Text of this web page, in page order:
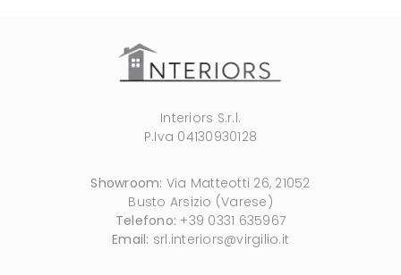
Interiors S.r.l.
P.Iva 04130930128
Showroom: Via Matteotti 26, 21052
Busto Arsizio (Varese)
Telefono: +39 0331 635967
Email: srl.interiors@virgilio.it